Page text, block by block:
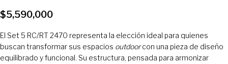
$5,590,000
El Set 5 RC/RT 2470 representa la elección ideal para quienes
buscan transformar sus espacios outdoorcon una pieza de diseño
equilibrado y funcional. Su estructura, pensada para armonizar